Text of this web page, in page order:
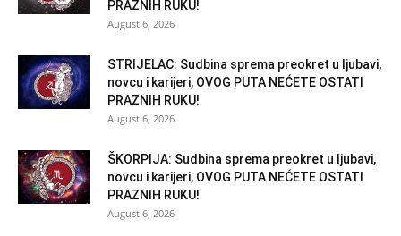
PRAZNIH RUKU!
August 6, 2026
STRIJELAC: Sudbina sprema preokret u ljubavi,
novcu i karijeri, OVOG PUTA NEĆETE OSTATI
PRAZNIH RUKU!
August 6, 2026
ŠKORPIJA: Sudbina sprema preokret u ljubavi,
novcu i karijeri, OVOG PUTA NEĆETE OSTATI
PRAZNIH RUKU!
August 6, 2026